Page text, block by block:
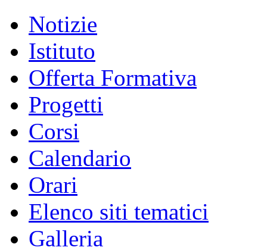
Notizie
Istituto
Offerta Formativa
Progetti
Corsi
Calendario
Orari
Elenco siti tematici
Galleria